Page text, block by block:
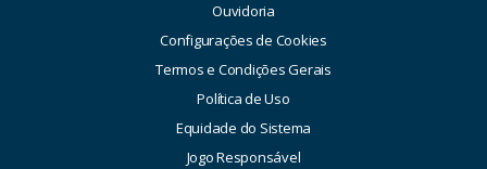
Ouvidoria
Configurações de Cookies
Termos e Condições Gerais
Política de Uso
Equidade do Sistema
Jogo Responsável